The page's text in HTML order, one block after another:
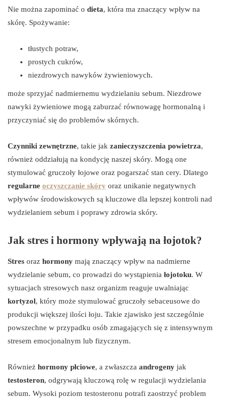
Nie można zapominać o dieta, która ma znaczący wpływ na
skórę. Spożywanie:
tłustych potraw,
prostych cukrów,
niezdrowych nawyków żywieniowych.
może sprzyjać nadmiernemu wydzielaniu sebum. Niezdrowe
nawyki żywieniowe mogą zaburzać równowagę hormonalną i
przyczyniać się do problemów skórnych.
Czynniki zewnętrzne, takie jak zanieczyszczenia powietrza,
również oddziałują na kondycję naszej skóry. Mogą one
stymulować gruczoły łojowe oraz pogarszać stan cery. Dlatego
regularne oczyszczanie skóry oraz unikanie negatywnych
wpływów środowiskowych są kluczowe dla lepszej kontroli nad
wydzielaniem sebum i poprawy zdrowia skóry.
Jak stres i hormony wpływają na łojotok?
Stres oraz hormony mają znaczący wpływ na nadmierne
wydzielanie sebum, co prowadzi do wystąpienia łojotoku. W
sytuacjach stresowych nasz organizm reaguje uwalniając
kortyzol, który może stymulować gruczoły sebaceusowe do
produkcji większej ilości łoju. Takie zjawisko jest szczególnie
powszechne w przypadku osób zmagających się z intensywnym
stresem emocjonalnym lub fizycznym.
Również hormony płciowe, a zwłaszcza androgeny jak
testosteron, odgrywają kluczową rolę w regulacji wydzielania
sebum. Wysoki poziom testosteronu potrafi zaostrzyć problem